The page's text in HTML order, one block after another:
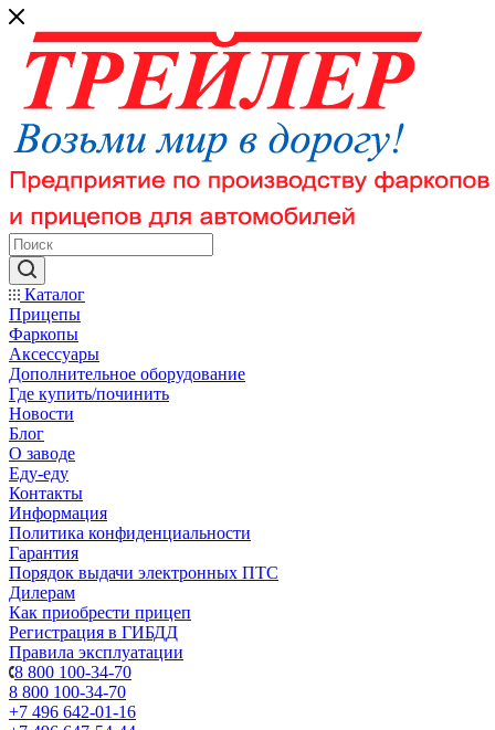
Каталог
Прицепы
Фаркопы
Аксессуары
Дополнительное оборудование
Где купить/починить
Новости
Блог
О заводе
Еду-еду
Контакты
Информация
Политика конфиденциальности
Гарантия
Порядок выдачи электронных ПТС
Дилерам
Как приобрести прицеп
Регистрация в ГИБДД
Правила эксплуатации
8 800 100-34-70
8 800 100-34-70
+7 496 642-01-16